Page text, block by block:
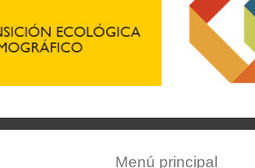
Menú principal